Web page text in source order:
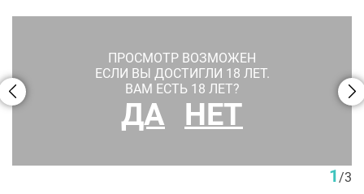
ПРОСМОТР ВОЗМОЖЕН
ЕСЛИ ВЫ ДОСТИГЛИ 18 ЛЕТ.
ВАМ ЕСТЬ 18 ЛЕТ?
ДА НЕТ
1/3